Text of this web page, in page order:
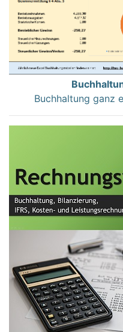
Buchhaltung ganz